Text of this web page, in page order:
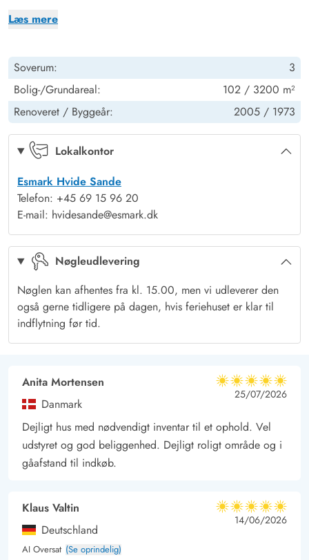
Læs mere
Ferie med sauna og spa
gode værelser, 2 med dobbeltsenge og 1 værelse med
køjeseng. Nyd et par timers forkælelse i spaen eller saunaen
og mærk, hvordan kroppen slapper af efter en lang tur ved
Vesterhavet. I stuen som ligger i åben forbindelse med
køkkenent og spisestuen, kan mange timers hygge med
strømme igennem hele huset. Et godt sommerhus med mange
moderne bekvemmeligheder såsom smart-tv, internet,
Chromecast, opvaskemaskine, vaskemaskine og tørretumbler
osv.
Dejlig indhe terrasse
Nyd sommerdagene på de to, skønne terrasser, her er der stort
set altid mulighed for at sidde i læ. Tag grillen frem og
tilbered din frokost eller aftensmad, imens du nyder et glas vin
eller et glas kold øl.
Soverum:
3
Bolig-/Grundareal:
102 / 3200 m²
Renoveret / Byggeår: 2005 / 1973
Lokalkontor
Esmark Hvide Sande
Telefon: +45 69 15 96 20
E-mail: hvidesande@esmark.dk
Nøgleudlevering
Nøglen kan afhentes fra kl. 15.00, men vi udleverer den
også gerne tidligere på dagen, hvis feriehuset er klar til
indflytning før tid.
Anita Mortensen
Danmark
5 ud af 5
5 ud af 5
5 out of 5
25/07/2026
Dejligt hus med nødvendigt inventar til et ophold. Vel
udstyret og god beliggenhed. Dejligt roligt område og i
gåafstand til indkøb.
Klaus Valtin
Deutschland
AI Oversat (Se oprindelig)
5 ud af 5
5 ud af 5
5 out of 5
14/06/2026